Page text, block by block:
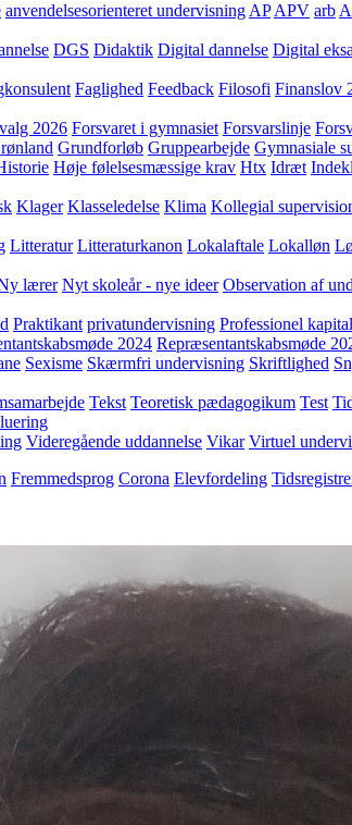
anvendelsesorienteret undervisning AP APV arb
DGS Didaktik Digital dannelse Digital
Faglighed Feedback Filosofi Finanslov
2026 Forsvaret i gymnasiet Forsvarslinje
Grundforløb Gruppearbejde Gymnasiale
Høje følelsesmæssige krav Htx Idræt
Klager Klasseledelse Klima Kollegial
Litteratur Litteraturkanon Lokalaftale Lokalløn
lærer Nyt skoleår - nye ideer Observation af
Praktikant privatundervisning Professionel kapital
2024 Repræsentantskabsmøde
Sexisme Skærmfri undervisning Skriftlighed
Tekst Teoretisk pædagogikum Test
Videregående uddannelse Vikar Virtuel
Fremmedsprog Corona Elevfordeling